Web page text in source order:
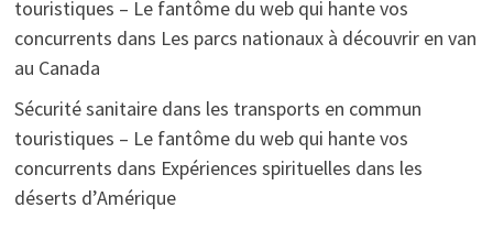
touristiques – Le fantôme du web qui hante vos
concurrents dans Les parcs nationaux à découvrir en van
au Canada
Sécurité sanitaire dans les transports en commun
touristiques – Le fantôme du web qui hante vos
concurrents dans Expériences spirituelles dans les
déserts d’Amérique